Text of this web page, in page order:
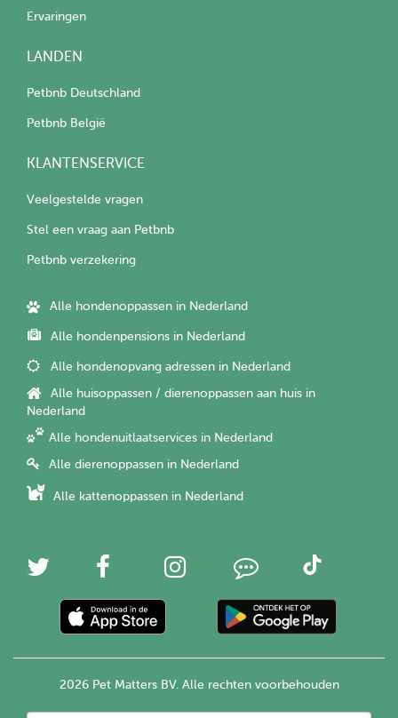
Ervaringen
LANDEN
Petbnb Deutschland
Petbnb België
KLANTENSERVICE
Veelgestelde vragen
Stel een vraag aan Petbnb
Petbnb verzekering
Alle hondenoppassen in Nederland
Alle hondenpensions in Nederland
Alle hondenopvang adressen in Nederland
Alle huisoppassen / dierenoppassen aan huis in
Nederland
Alle hondenuitlaatservices in Nederland
Alle dierenoppassen in Nederland
Alle kattenoppassen in Nederland
2026 Pet Matters BV. Alle rechten voorbehouden